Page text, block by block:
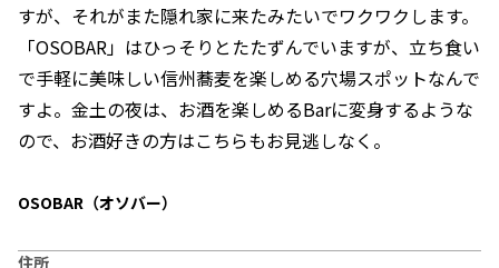
すが、それがまた隠れ家に来たみたいでワクワクします。
「OSOBAR」はひっそりとたたずんでいますが、立ち食い
で手軽に美味しい信州蕎麦を楽しめる穴場スポットなんで
すよ。金土の夜は、お酒を楽しめるBarに変身するような
ので、お酒好きの方はこちらもお見逃しなく。
OSOBAR（オソバー）
住所